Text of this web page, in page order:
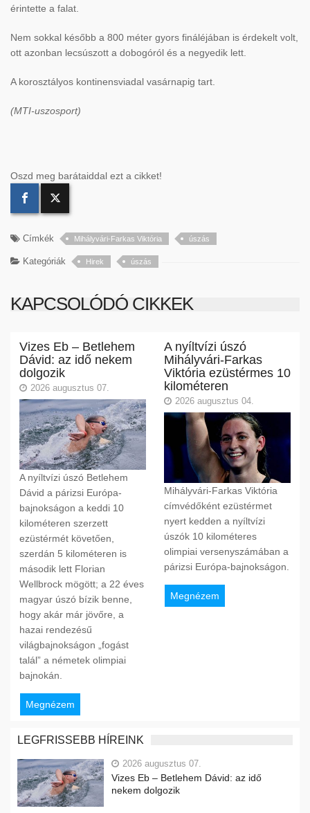
érintette a falat.
Nem sokkal később a 800 méter gyors fináléjában is érdekelt volt,
ott azonban lecsúszott a dobogóról és a negyedik lett.
A korosztályos kontinensviadal vasárnapig tart.
(MTI-uszosport)
Oszd meg barátaiddal ezt a cikket!
Címkék Mihályvári-Farkas Viktória úszás
Kategóriák Hirek úszás
KAPCSOLÓDÓ CIKKEK
Vizes Eb – Betlehem
Dávid: az idő nekem
dolgozik
2026 augusztus 07.
A nyíltvízi úszó Betlehem
Dávid a párizsi Európa-
bajnokságon a keddi 10
kilométeren szerzett
ezüstérmét követően,
szerdán 5 kilométeren is
második lett Florian
Wellbrock mögött; a 22 éves
magyar úszó bízik benne,
hogy akár már jövőre, a
hazai rendezésű
világbajnokságon „fogást
talál” a németek olimpiai
bajnokán.
Megnézem
A nyíltvízi úszó
Mihályvári-Farkas
Viktória ezüstérmes 10
kilométeren
2026 augusztus 04.
Mihályvári-Farkas Viktória
címvédőként ezüstérmet
nyert kedden a nyíltvízi
úszók 10 kilométeres
olimpiai versenyszámában a
párizsi Európa-bajnokságon.
Megnézem
LEGFRISSEBB HÍREINK
2026 augusztus 07.
Vizes Eb – Betlehem Dávid: az idő
nekem dolgozik